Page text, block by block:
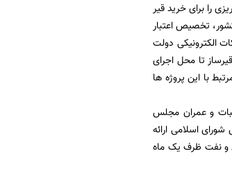
را برای خرید قیر
تخصیص اعتبار
الکترونیکی دولت
تا محل اجرای
با این پروژه ها
و عمران مجلس
اسلامی ارائه
و نفت ظرف یک ماه